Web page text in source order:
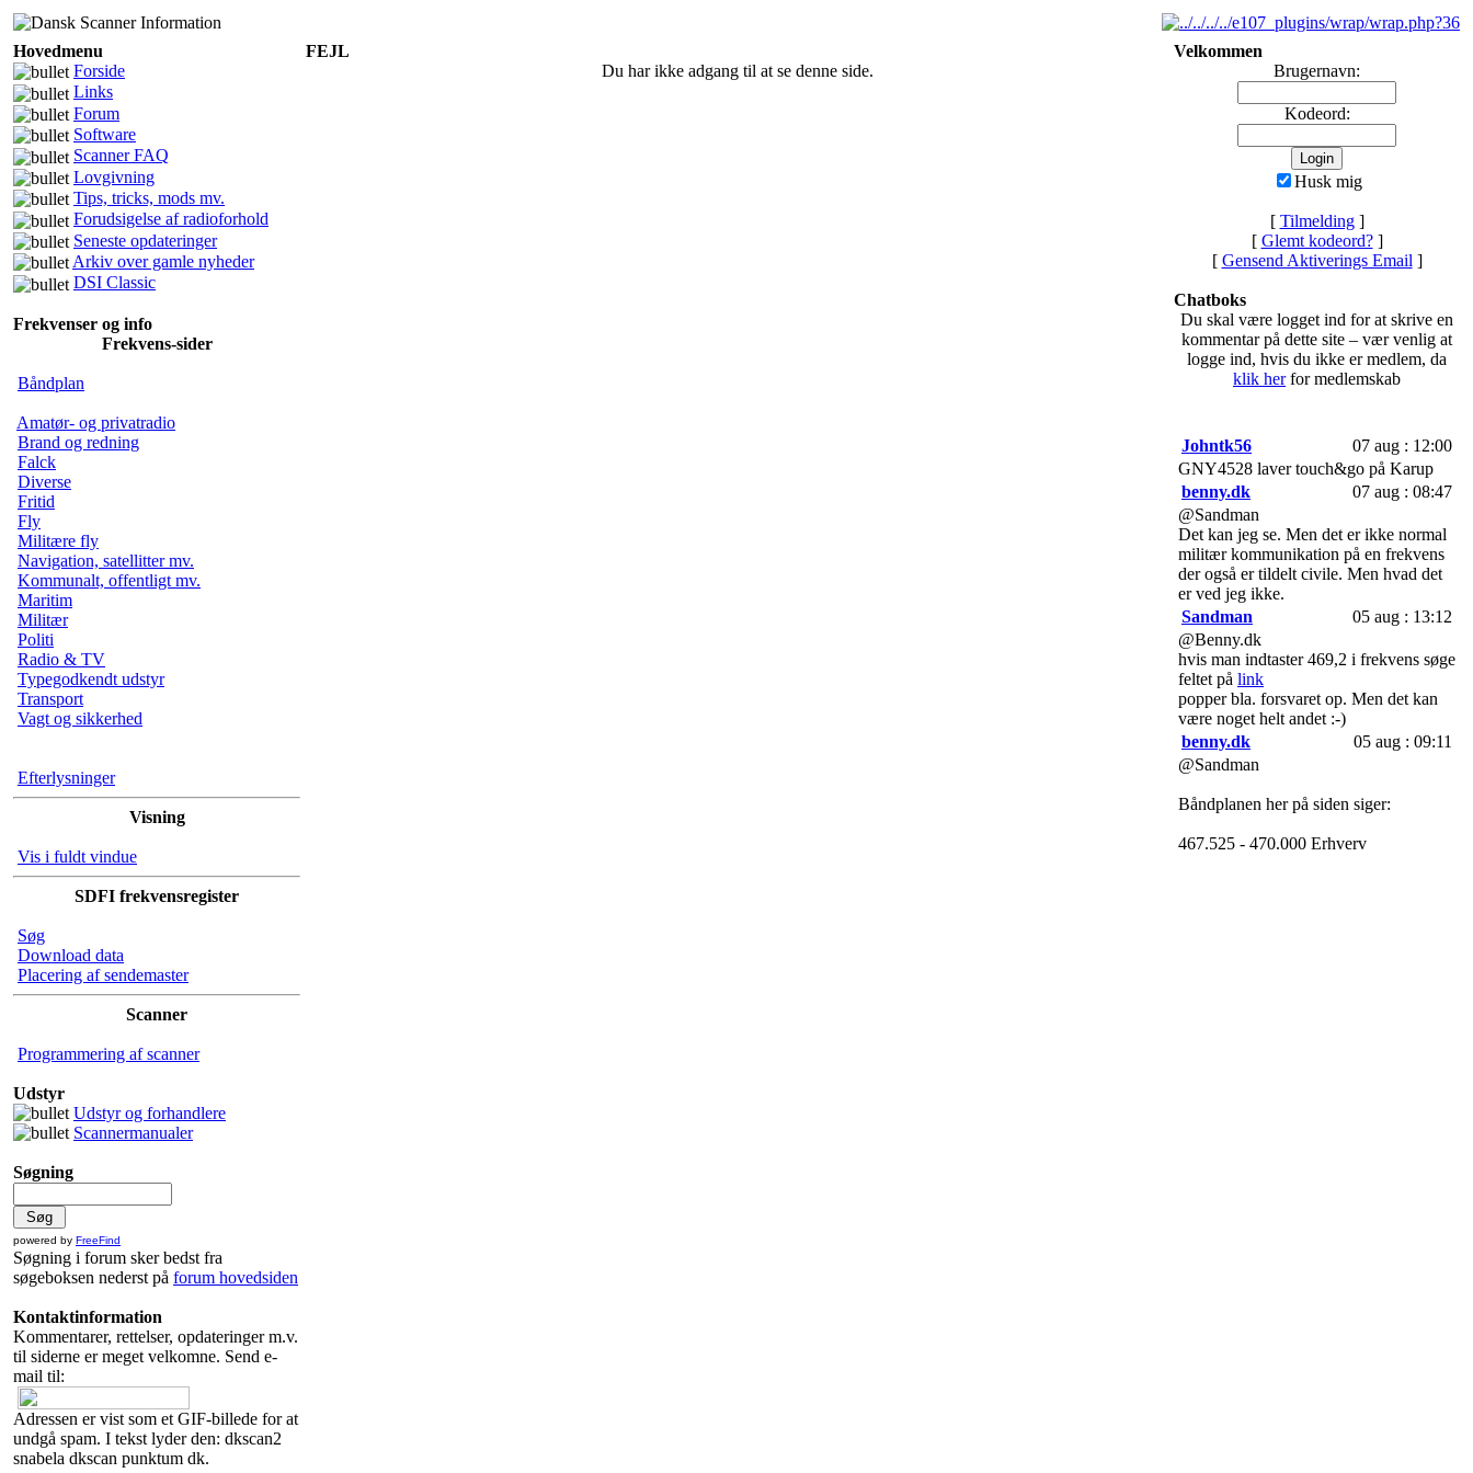
Hovedmenu
Forside
Links
Forum
Software
Scanner FAQ
Lovgivning
Tips, tricks, mods mv.
Forudsigelse af radioforhold
Seneste opdateringer
Arkiv over gamle nyheder
DSI Classic
Frekvenser og info
Frekvens-sider
Båndplan
Amatør- og privatradio
Brand og redning
Falck
Diverse
Fritid
Fly
Militære fly
Navigation, satellitter mv.
Kommunalt, offentligt mv.
Maritim
Militær
Politi
Radio & TV
Typegodkendt udstyr
Transport
Vagt og sikkerhed
Efterlysninger
Visning
Vis i fuldt vindue
SDFI frekvensregister
Søg
Download data
Placering af sendemaster
Scanner
Programmering af scanner
Udstyr
Udstyr og forhandlere
Scannermanualer
Søgning
powered by FreeFind
Søgning i forum sker bedst fra
søgeboksen nederst på forum hovedsiden
Kontaktinformation
Kommentarer, rettelser, opdateringer m.v.
til siderne er meget velkomne. Send e-
mail til:
Adressen er vist som et GIF-billede for at
undgå spam. I tekst lyder den: dkscan2
snabela dkscan punktum dk.
FEJL
Du har ikke adgang til at se denne side.
Velkommen
Brugernavn:
Kodeord:
Husk mig
[ Tilmelding]
[ Glemt kodeord?]
[ Gensend Aktiverings Email ]
Chatboks
Du skal være logget ind for at skrive en
kommentar på dette site – vær venlig at
logge ind, hvis du ikke er medlem, da
klik herfor medlemskab
Johntk56
07 aug : 12:00
GNY4528 laver touch&go på Karup
benny.dk
07 aug : 08:47
@Sandman
Det kan jeg se. Men det er ikke normal
militær kommunikation på en frekvens
der også er tildelt civile. Men hvad det
er ved jeg ikke.
Sandman
05 aug : 13:12
@Benny.dk
hvis man indtaster 469,2 i frekvens søge
feltet på link
popper bla. forsvaret op. Men det kan
være noget helt andet :-)
benny.dk
05 aug : 09:11
@Sandman
Båndplanen her på siden siger:
467.525 - 470.000 Erhverv